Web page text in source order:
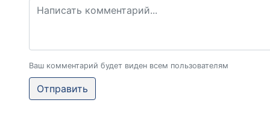
Ваш комментарий будет виден всем пользователям
Отправить